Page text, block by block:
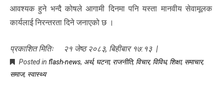
आवश्यक हुने भन्दै कोषले आगामी दिनमा पनि यस्ता मानवीय सेवामूलक
कार्यलाई निरन्तरता दिने जनाएको छ ।
प्रकाशित मितिः २१ जेष्ठ २०८३, बिहीबार १७:१३ |
Posted in flash-news, अर्थ, घटना, राजनीति, विचार, विविध, शिक्षा, समाचार,
समाज, स्वास्थ्य